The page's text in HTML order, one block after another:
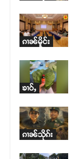
ၵၢၼ်မိူင်း
ၶၢဝ်ႇ
ၵၢၼ်သိုၵ်း